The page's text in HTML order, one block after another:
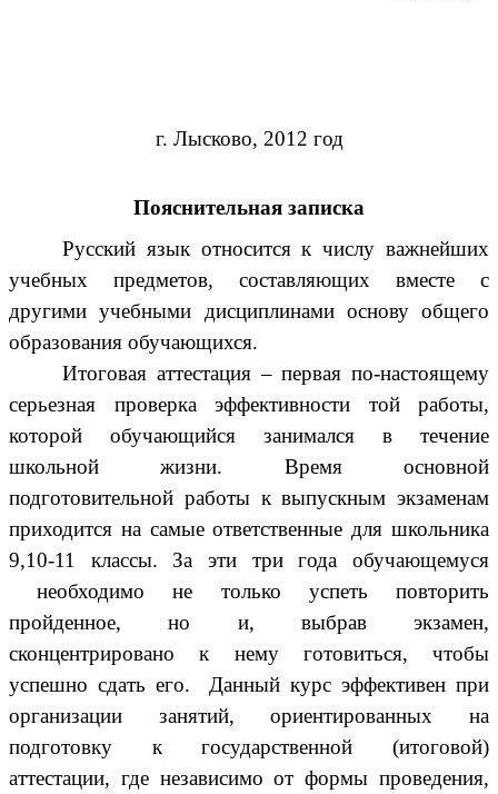
г. Лысково, 2012 год
Пояснительная записка
Русский язык относится к числу важнейших
учебных предметов, составляющих вместе с
другими учебными дисциплинами основу общего
образования обучающихся.
Итоговая аттестация – первая по-настоящему
серьезная проверка эффективности той работы,
которой обучающийся занимался в течение
школьной жизни. Время основной
подготовительной работы к выпускным экзаменам
приходится на самые ответственные для школьника
9,10-11 классы. За эти три года обучающемуся
необходимо не только успеть повторить
пройденное, но и, выбрав экзамен,
сконцентрировано к нему готовиться, чтобы
успешно сдать его. Данный курс эффективен при
организации занятий, ориентированных на
подготовку к государственной (итоговой)
аттестации, где независимо от формы проведения,